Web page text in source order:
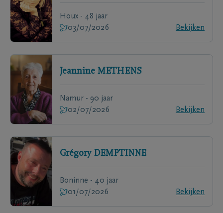
Houx - 48 jaar
03/07/2026
Bekijken
Jeannine METHENS
Namur - 90 jaar
02/07/2026
Bekijken
Grégory DEMPTINNE
Boninne - 40 jaar
01/07/2026
Bekijken